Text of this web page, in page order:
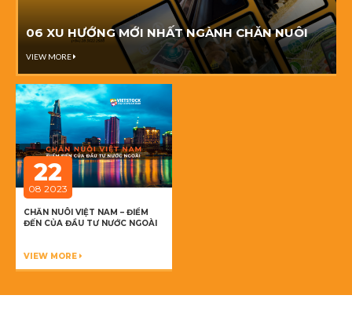
06 XU HƯỚNG MỚI NHẤT NGÀNH CHĂN NUÔI
VIEW MORE
22
08 2023
CHĂN NUÔI VIỆT NAM – ĐIỂM
ĐẾN CỦA ĐẦU TƯ NƯỚC NGOÀI
VIEW MORE